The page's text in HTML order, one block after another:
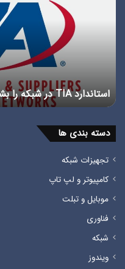
استاندارد TIA در شبکه را بشناسیم
دسته بندی ها
تجهیزات شبکه
کامپیوتر و لپ تاپ
موبایل و تبلت
فناوری
شبکه
ویندوز